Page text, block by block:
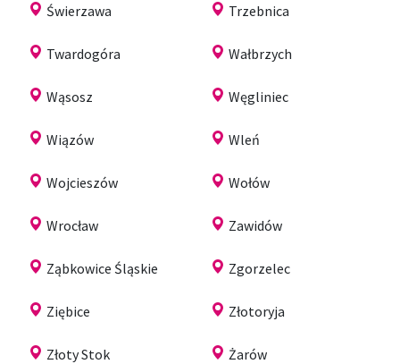
Świerzawa Trzebnica
Twardogóra Wałbrzych
Wąsosz Węgliniec
Wiązów Wleń
Wojcieszów Wołów
Wrocław Zawidów
Ząbkowice Śląskie Zgorzelec
Ziębice Złotoryja
Złoty Stok Żarów